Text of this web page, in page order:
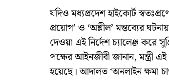
যদিও মধ্যপ্রদেশ হাইকোর্ট
প্রয়োগ’ ও ‘অশ্লীল’ মন্তব্যের
দেওয়া এই নির্দেশ চ্যালেঞ্জ করে
পক্ষের আইনজীবী জানান, মন্ত্রী
হয়েছে। আদালত ‘অনলাইন ক্ষমা